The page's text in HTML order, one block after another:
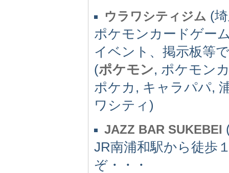
ウラワシティジム (
ポケモンカードゲー
イベント、掲示板等
(ポケモン, ポケモン
ポケカ, キャラパパ,
ワシティ)
JAZZ BAR SUKEBEI
JR南浦和駅から徒歩
ぞ・・・